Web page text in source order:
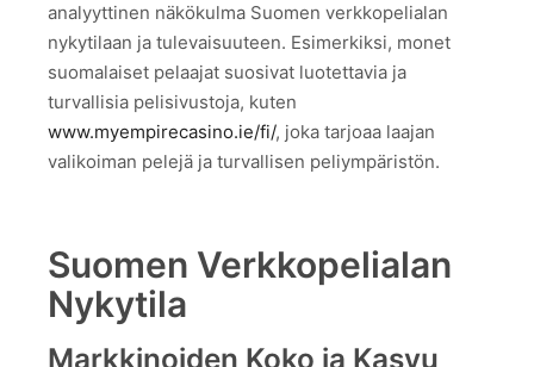
analyyttinen näkökulma Suomen verkkopelialan
nykytilaan ja tulevaisuuteen. Esimerkiksi, monet
suomalaiset pelaajat suosivat luotettavia ja
turvallisia pelisivustoja, kuten
www.myempirecasino.ie/fi/, joka tarjoaa laajan
valikoiman pelejä ja turvallisen peliympäristön.
Suomen Verkkopelialan
Nykytila
Markkinoiden Koko ja Kasvu